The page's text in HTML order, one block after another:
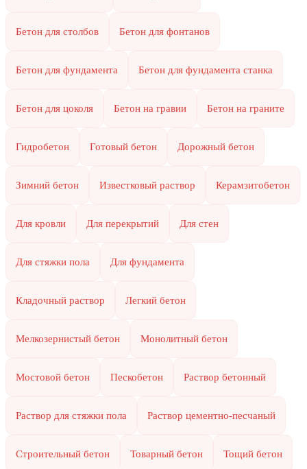
Бетон для столбов Бетон для фонтанов
Бетон для фундамента Бетон для фундамента станка
Бетон для цоколя Бетон на гравии Бетон на граните
Гидробетон Готовый бетон Дорожный бетон
Зимний бетон Известковый раствор Керамзитобетон
Для кровли Для перекрытий Для стен
Для стяжки пола Для фундамента
Кладочный раствор Легкий бетон
Мелкозернистый бетон Монолитный бетон
Мостовой бетон Пескобетон Раствор бетонный
Раствор для стяжки пола Раствор цементно-песчаный
Строительный бетон Товарный бетон Тощий бетон